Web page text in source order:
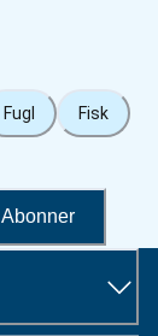
Fugl Fisk
Abonner